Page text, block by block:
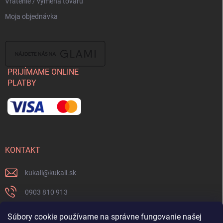
Súbory cookie používame na správne fungovanie našej
Moja objednávka
PRIJÍMAME ONLINE
PLATBY
KONTAKT
kukali@kukali.sk
0903 810 913